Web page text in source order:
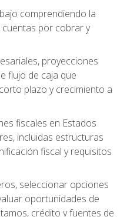
comprendiendo la
por cobrar y
proyecciones
flujo de caja que
plazo y crecimiento a
fiscales en Estados
incluidas estructuras
fiscal y requisitos
seleccionar opciones
oportunidades de
crédito y fuentes de